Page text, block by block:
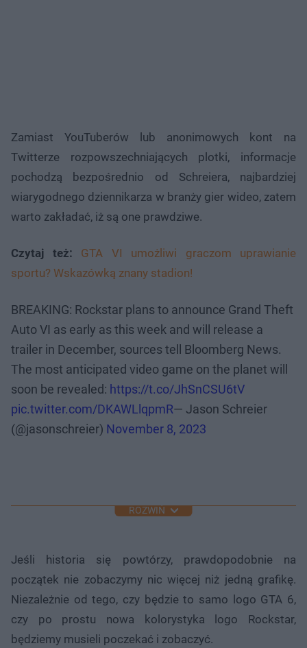
Zamiast YouTuberów lub anonimowych kont na
Twitterze rozpowszechniających plotki, informacje
pochodzą bezpośrednio od Schreiera, najbardziej
wiarygodnego dziennikarza w branży gier wideo, zatem
warto zakładać, iż są one prawdziwe.
Czytaj też:
GTA VI umożliwi graczom uprawianie
sportu? Wskazówką znany stadion!
BREAKING: Rockstar plans to announce Grand Theft
Auto VI as early as this week and will release a
trailer in December, sources tell Bloomberg News.
The most anticipated video game on the planet will
soon be revealed: https://t.co/JhSnCSU6tV
pic.twitter.com/DKAWLlqpmR— Jason Schreier
(@jasonschreier) November 8, 2023
ROZWIŃ
Jeśli historia się powtórzy, prawdopodobnie na
początek nie zobaczymy nic więcej niż jedną grafikę.
Niezależnie od tego, czy będzie to samo logo GTA 6,
czy po prostu nowa kolorystyka logo Rockstar,
będziemy musieli poczekać i zobaczyć.